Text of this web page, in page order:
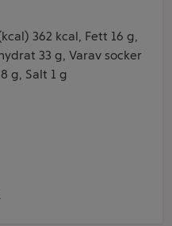
362 kcal, Fett 16 g,
33 g, Varav socker
g, Salt 1 g